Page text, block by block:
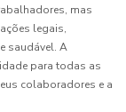
mas
legais,
saudável. A
para todas as
colaboradores e a